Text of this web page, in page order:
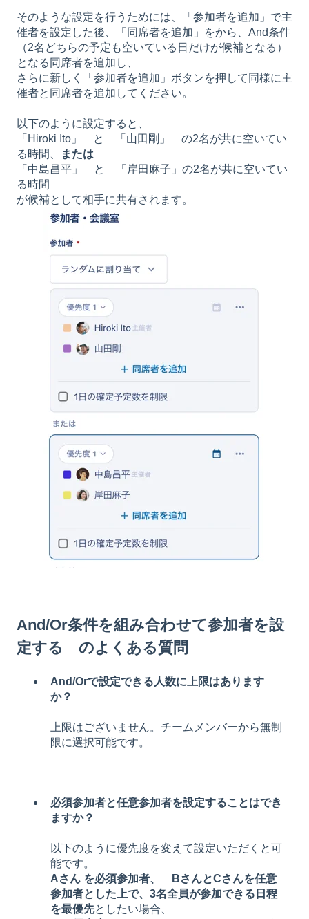
そのような設定を行うためには、「参加者を追加」で主
催者を設定した後、「同席者を追加」をから、And条件
（2名どちらの予定も空いている日だけが候補となる）
となる同席者を追加し、
さらに新しく「参加者を追加」ボタンを押して同様に主
催者と同席者を追加してください。
以下のように設定すると、
「Hiroki Ito」 と 「山田剛」 の2名が共に空いてい
る時間、
または
「中島昌平」 と 「岸田麻子」の2名が共に空いてい
る時間
が候補として相手に共有されます。
And/Or条件を組み合わせて参加者を設
定する のよくある質問
And/Orで設定できる人数に上限はあります
か？
上限はございません。チームメンバーから無制
限に選択可能です。
必須参加者と任意参加者を設定することはでき
ますか？
以下のように優先度を変えて設定いただくと可
能です。
Aさん を必須参加者、 BさんとCさんを任意
参加者とした上で、3名全員が参加できる日程
を最優先としたい場合、